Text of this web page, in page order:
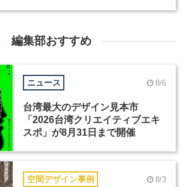
編集部おすすめ
ニュース 8/6
台湾最大のデザイン見本市
「2026台湾クリエイティブエキ
スポ」が8月31日まで開催
空間デザイン事例 8/3